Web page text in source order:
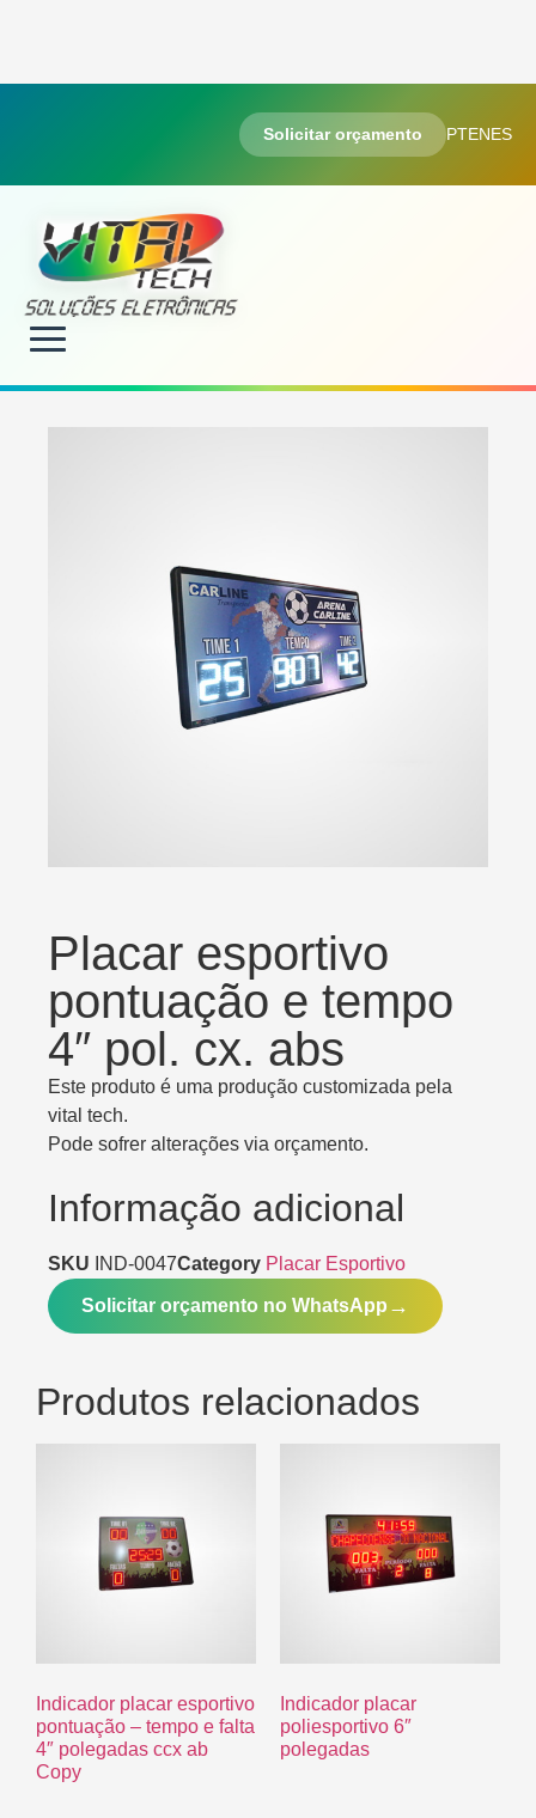
Solicitar orçamento PTENES
Placar esportivo
pontuação e tempo
4″ pol. cx. abs
Este produto é uma produção customizada pela
vital tech.
Pode sofrer alterações via orçamento.
Informação adicional
SKU IND-0047Category Placar Esportivo
Solicitar orçamento no WhatsApp
Produtos relacionados
Indicador placar esportivo
pontuação – tempo e falta
4″ polegadas ccx ab
Copy
Indicador placar
poliesportivo 6″
polegadas